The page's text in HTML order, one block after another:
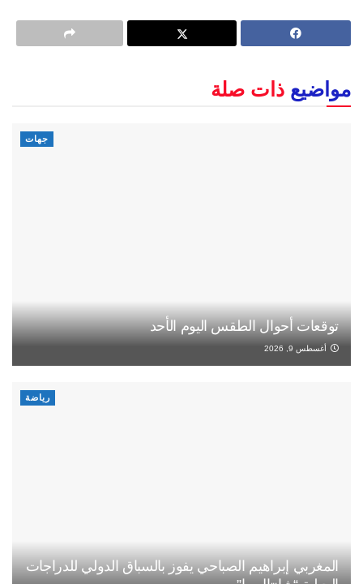
مواضيع ذات صلة
جهات
توقعات أحوال الطقس اليوم الأحد
أغسطس 9, 2026
رياضة
المغربي إبراهيم الصباحي يفوز بالسباق الدولي للدراجات